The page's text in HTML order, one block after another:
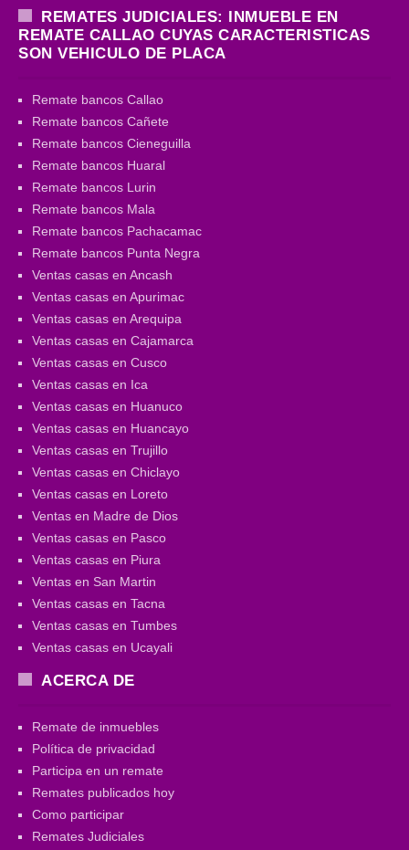
REMATES JUDICIALES: INMUEBLE EN
REMATE CALLAO CUYAS CARACTERISTICAS
SON VEHICULO DE PLACA
Remate bancos Callao
Remate bancos Cañete
Remate bancos Cieneguilla
Remate bancos Huaral
Remate bancos Lurin
Remate bancos Mala
Remate bancos Pachacamac
Remate bancos Punta Negra
Ventas casas en Ancash
Ventas casas en Apurimac
Ventas casas en Arequipa
Ventas casas en Cajamarca
Ventas casas en Cusco
Ventas casas en Ica
Ventas casas en Huanuco
Ventas casas en Huancayo
Ventas casas en Trujillo
Ventas casas en Chiclayo
Ventas casas en Loreto
Ventas en Madre de Dios
Ventas casas en Pasco
Ventas casas en Piura
Ventas en San Martin
Ventas casas en Tacna
Ventas casas en Tumbes
Ventas casas en Ucayali
ACERCA DE
Remate de inmuebles
Política de privacidad
Participa en un remate
Remates publicados hoy
Como participar
Remates Judiciales